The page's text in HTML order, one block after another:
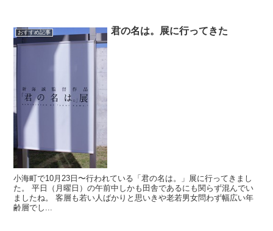
おすすめ記事 君の名は。展に行ってきた
小海町で10月23日〜行われている「君の名は。」展に行ってきまし
た。 平日（月曜日）の午前中しかも田舎であるにも関らず混んでい
ましたね。 客層も若い人ばかりと思いきや老若男女問わず幅広い年
齢層でし...